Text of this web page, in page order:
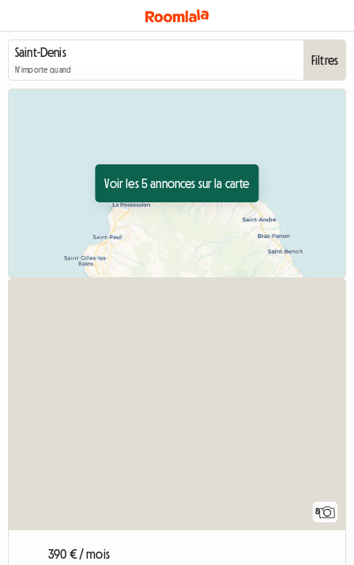
N'importe quand
Filtres
Voir les 5 annonces sur la carte
8
390 € / mois